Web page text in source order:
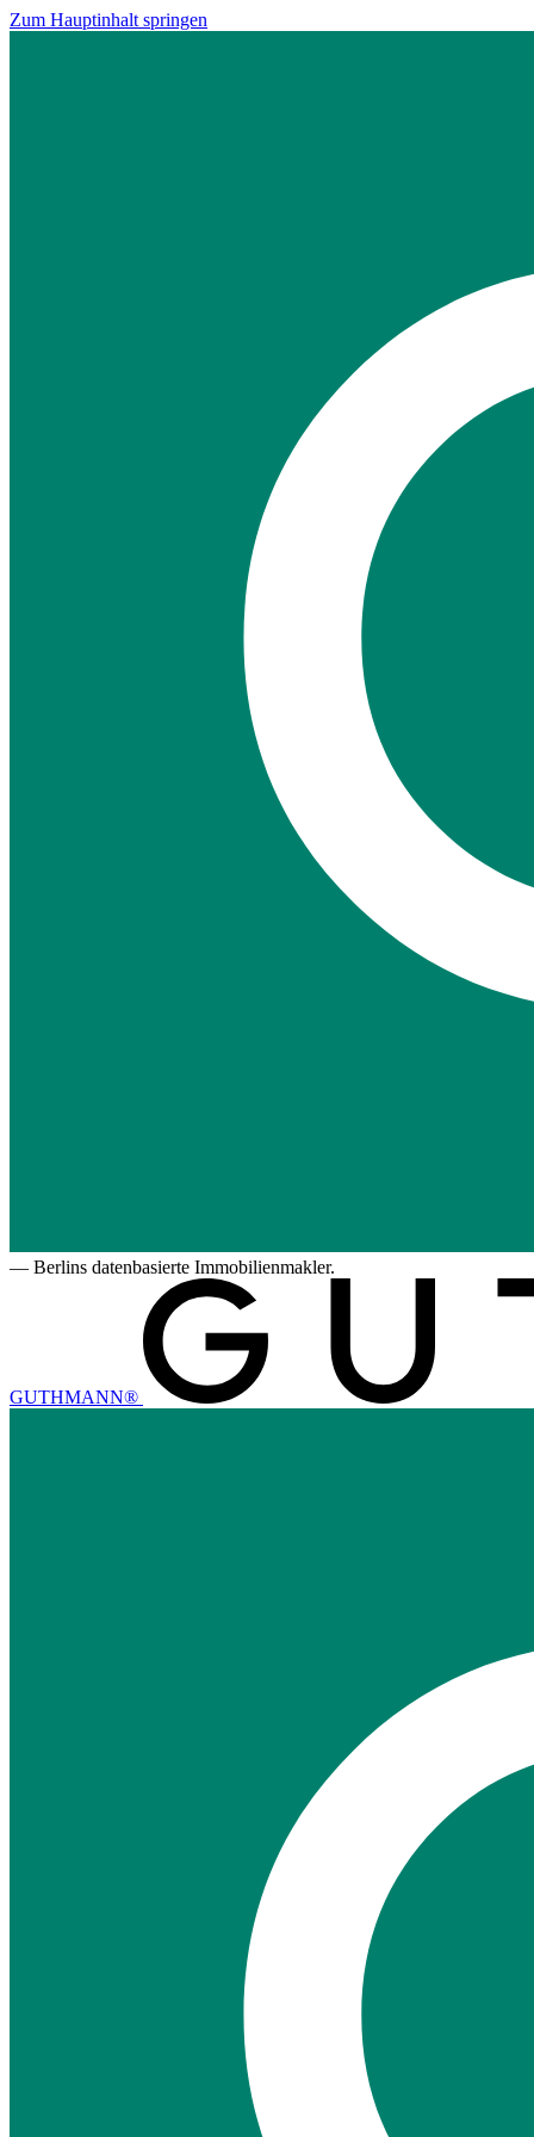
Zum Hauptinhalt springen
— Berlins datenbasierte Immobilienmakler.
GUTHMANN®